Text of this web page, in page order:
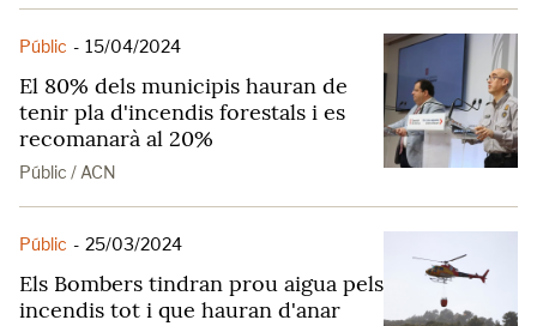
Públic - 15/04/2024
El 80% dels municipis hauran de
tenir pla d'incendis forestals i es
recomanarà al 20%
Públic / ACN
Públic - 25/03/2024
Els Bombers tindran prou aigua pels
incendis tot i que hauran d'anar